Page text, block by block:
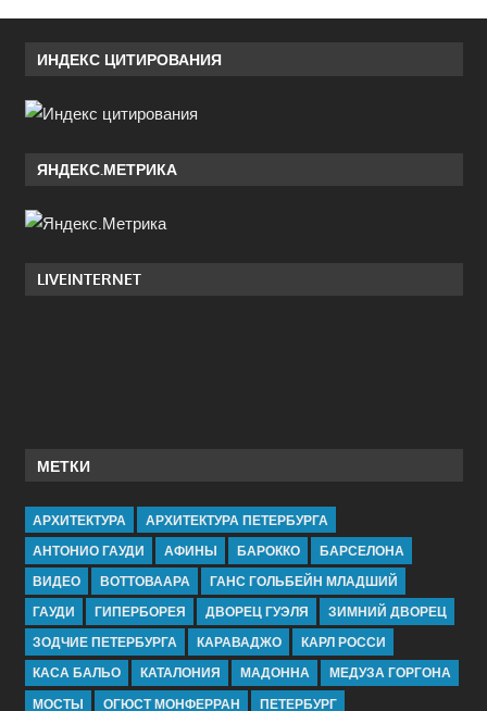
ИНДЕКС ЦИТИРОВАНИЯ
ЯНДЕКС.МЕТРИКА
LIVEINTERNET
МЕТКИ
АРХИТЕКТУРА
АРХИТЕКТУРА ПЕТЕРБУРГА
АНТОНИО ГАУДИ
АФИНЫ БАРОККО
БАРСЕЛОНА
ВИДЕО
ВОТТОВААРА
ГАНС ГОЛЬБЕЙН МЛАДШИЙ
ГАУДИ
ГИПЕРБОРЕЯ ДВОРЕЦ ГУЭЛЯ
ЗИМНИЙ ДВОРЕЦ
ЗОДЧИЕ ПЕТЕРБУРГА
КАРАВАДЖО
КАРЛ РОССИ
КАСА БАЛЬО
КАТАЛОНИЯ МАДОННА
МЕДУЗА ГОРГОНА
МОСТЫ
ОГЮСТ МОНФЕРРАН ПЕТЕРБУРГ